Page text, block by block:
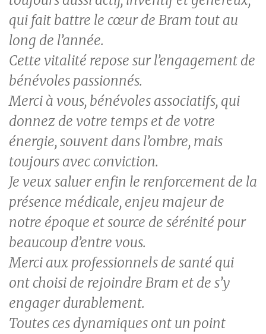
qui fait battre le cœur de Bram tout au
long de l’année.
Cette vitalité repose sur l’engagement de
bénévoles passionnés.
Merci à vous, bénévoles associatifs, qui
donnez de votre temps et de votre
énergie, souvent dans l’ombre, mais
toujours avec conviction.
Je veux saluer enfin le renforcement de la
présence médicale, enjeu majeur de
notre époque et source de sérénité pour
beaucoup d’entre vous.
Merci aux professionnels de santé qui
ont choisi de rejoindre Bram et de s’y
engager durablement.
Toutes ces dynamiques ont un point